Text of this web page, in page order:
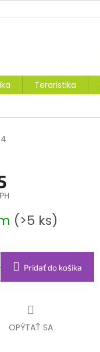
OSOBNÝCH ÚDAJOV
Teraristika
(>5 ks)
Pridať do košíka
OPÝTAŤ SA